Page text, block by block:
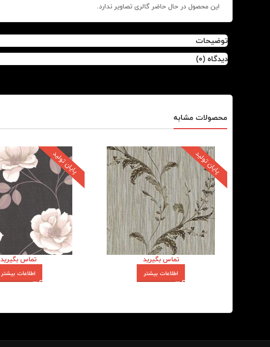
این محصول در حال حاضر گالری تصاویر ندارد.
توضیحات
دیدگاه (0)
محصولات مشابه
پایان تولید
تماس بگیرید
اطلاعات بیشتر
پایان تولید
تماس بگیرید
اطلاعات بیشتر